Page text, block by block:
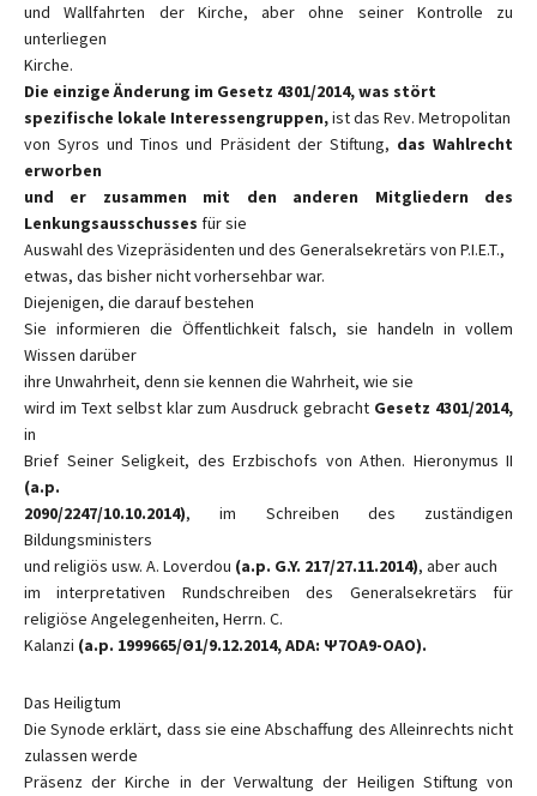
und Wallfahrten der Kirche, aber ohne seiner Kontrolle zu
unterliegen
Kirche.
Die einzige Änderung im Gesetz 4301/2014, was stört
spezifische lokale Interessengruppen,ist das Rev. Metropolitan
von Syros und Tinos und Präsident der Stiftung, das Wahlrecht
erworben
und er zusammen mit den anderen Mitgliedern des
Lenkungsausschusses für sie
Auswahl des Vizepräsidenten und des Generalsekretärs von P.I.E.T.,
etwas, das bisher nicht vorhersehbar war.
Diejenigen, die darauf bestehen
Sie informieren die Öffentlichkeit falsch, sie handeln in vollem
Wissen darüber
ihre Unwahrheit, denn sie kennen die Wahrheit, wie sie
wird im Text selbst klar zum Ausdruck gebracht Gesetz 4301/2014,
in
Brief Seiner Seligkeit, des Erzbischofs von Athen. Hieronymus II
(a.p.
2090/2247/10.10.2014), im Schreiben des zuständigen
Bildungsministers
und religiös usw. A. Loverdou (a.p. G.Y. 217/27.11.2014), aber auch
im interpretativen Rundschreiben des Generalsekretärs für
religiöse Angelegenheiten, Herrn. C.
Kalanzi (a.p. 1999665/Θ1/9.12.2014, ADA: Ψ7OA9-OAO).
Das Heiligtum
Die Synode erklärt, dass sie eine Abschaffung des Alleinrechts nicht
zulassen werde
Präsenz der Kirche in der Verwaltung der Heiligen Stiftung von